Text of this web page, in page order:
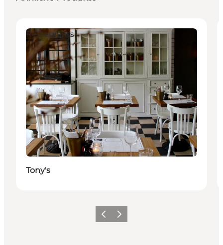
Restaurants
Tony's
ZurückWeiter